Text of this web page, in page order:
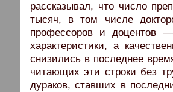
рассказывал, что число
тысяч, в том числе
профессоров и доцентов
характеристики, а
снизились в последнее
читающих эти строки без
дураков, ставших в